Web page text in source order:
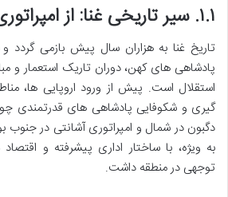
۱.۱. سیر تاریخی غنا: از امپراتوری ها تا استقلال
تاریخ غنا به هزاران سال پیش بازمی گردد
پادشاهی های کهن، دوران تاریک استعمار و
استقلال است. پیش از ورود اروپایی ها،
دگبون در شمال و امپراتوری آشانتی در جنوب
به ویژه، با ساختار اداری پیشرفته و
توجهی در منطقه داشت.